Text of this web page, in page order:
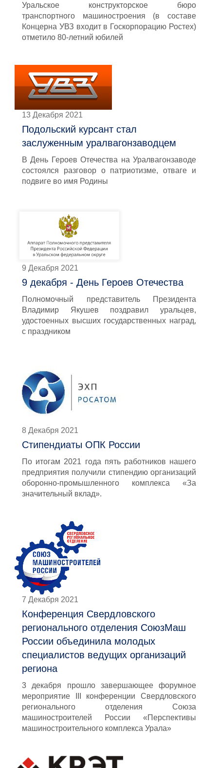
Уральское конструкторское бюро
транспортного машиностроения (в составе
Концерна УВЗ входит в Госкорпорацию Ростех)
отметило 80-летний юбилей
13 Декабря 2021
Подольский курсант стал
заслуженным уралвагонзаводцем
В День Героев Отечества на Уралвагонзаводе
состоялся разговор о патриотизме, отваге и
подвиге во имя Родины
9 Декабря 2021
9 декабря - День Героев Отечества
Полномочный представитель Президента
Владимир Якушев поздравил уральцев,
удостоенных высших государственных наград,
с праздником
8 Декабря 2021
Стипендиаты ОПК России
По итогам 2021 года пять работников нашего
предприятия получили стипендию организаций
оборонно-промышленного комплекса «За
значительный вклад».
7 Декабря 2021
Конференция Свердловского
регионального отделения СоюзМаш
России объединила молодых
специалистов ведущих организаций
региона
3 декабря прошло завершающее форумное
мероприятие III конференции Свердловского
регионального отделения Союза
машиностроителей России «Перспективы
машиностроительного комплекса Урала»